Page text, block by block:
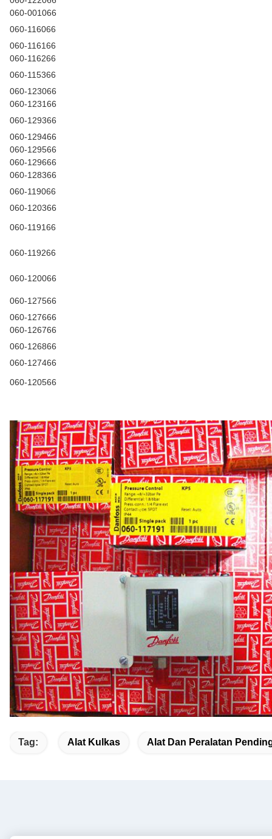
060-001066
060-116066
060-116166
060-116266
060-115366
060-123066
060-123166
060-129366
060-129466
060-129566
060-129666
060-128366
060-119066
060-120366
060-119166
060-119266
060-120066
060-127566
060-127666
060-126766
060-126866
060-127466
060-120566
Tag: Alat Kulkas Alat Dan Peralatan